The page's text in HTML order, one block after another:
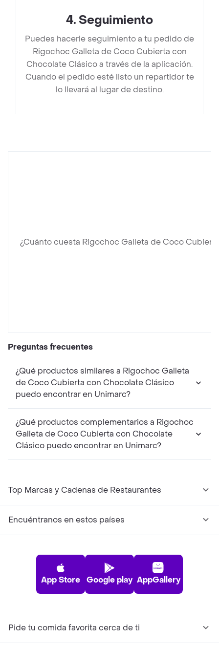
4. Seguimiento
Puedes hacerle seguimiento a tu pedido de
Rigochoc Galleta de Coco Cubierta con
Chocolate Clásico a través de la aplicación.
Cuando el pedido esté listo un repartidor te
lo llevará al lugar de destino.
¿Cuánto cuesta Rigochoc Galleta de Coco
Preguntas frecuentes
¿Qué productos similares a Rigochoc Galleta
de Coco Cubierta con Chocolate Clásico
puedo encontrar en Unimarc?
¿Qué productos complementarios a Rigochoc
Galleta de Coco Cubierta con Chocolate
Clásico puedo encontrar en Unimarc?
Top Marcas y Cadenas de Restaurantes
Encuéntranos en estos países
App Store Google play AppGallery
Pide tu comida favorita cerca de ti